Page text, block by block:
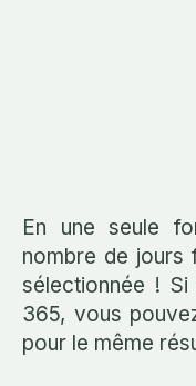
En une seule
nombre de jours
sélectionnée !
365, vous
pour le même